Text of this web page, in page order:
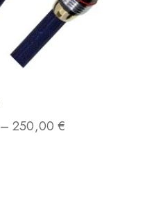
–250,00€